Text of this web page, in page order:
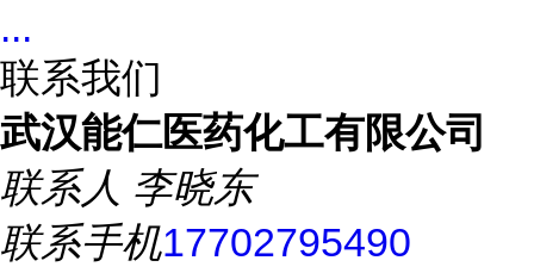
...
联系我们
武汉能仁医药化工有限公司
联系人 李晓东
联系手机17702795490